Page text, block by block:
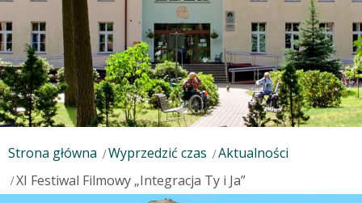
Strona główna Wyprzedzić czas
Aktualności
XI Festiwal Filmowy „Integracja Ty i Ja”